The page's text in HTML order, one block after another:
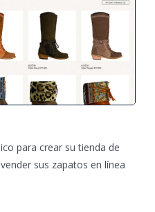
para crear su tienda de
sus zapatos en línea